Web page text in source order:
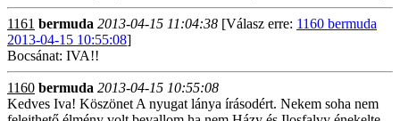
1161 bermuda 2013-04-15 11:04:38 [Válasz erre: 1160 bermuda
2013-04-15 10:55:08]
Bocsánat: IVA!!
1160 bermuda 2013-04-15 10:55:08
Kedves Iva! Köszönet A nyugat lánya írásodért. Nekem soha nem